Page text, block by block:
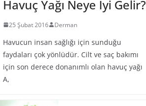
Havuç Yağı Neye İyi Gelir?
25 Şubat 2016 Derman
Havucun insan sağlığı için sunduğu
faydaları çok yönlüdür. Cilt ve saç bakımı
için son derece donanımlı olan havuç yağı
A,